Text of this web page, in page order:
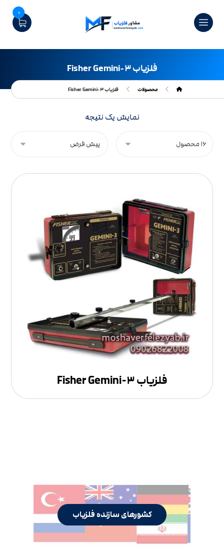
0
فلزیاب Fisher Gemini-۳
محصولات فلزیاب Fisher Gemini-۳
نمایش یک نتیجه
فلزیاب Fisher Gemini-۳
کشورهای سازنده فلزیاب